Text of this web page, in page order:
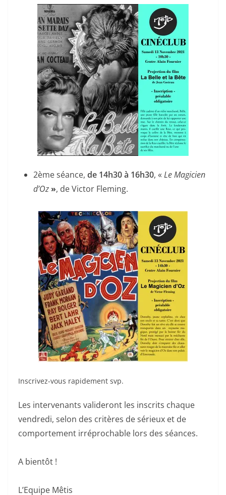
2ème séance, de 14h30 à 16h30, « Le Magicien
d’Oz », de Victor Fleming.
Inscrivez-vous rapidement svp.
Les intervenants valideront les inscrits chaque
vendredi, selon des critères de sérieux et de
comportement irréprochable lors des séances.
A bientôt !
L’Equipe Mêtis